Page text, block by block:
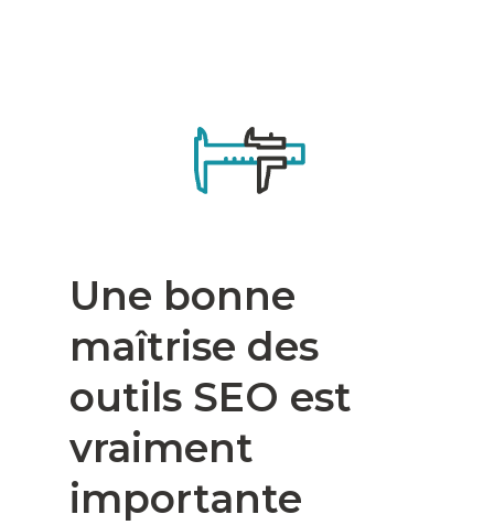
Une bonne
maîtrise des
outils SEO est
vraiment
importante